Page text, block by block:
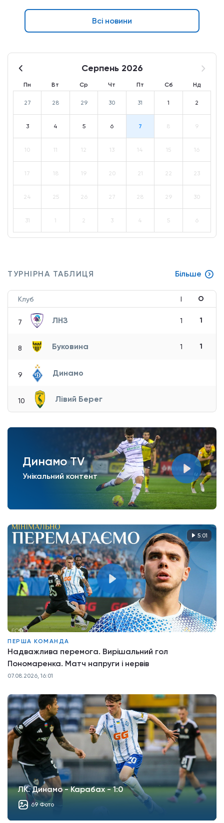
Всі новини
Серпень 2026
Пн Вт Ср Чт Пт Сб Нд
27 28 29 30 31 1 2
3 4 5 6 7 8 9
10 11 12 13 14 15 16
17 18 19 20 21 22 23
24 25 26 27 28 29 30
31 1 2 3 4 5 6
ТУРНІРНА ТАБЛИЦЯ Більше
Клуб І О
7 ЛНЗ 1 1
8 Буковина 1 1
9 Динамо
10 Лівий Берег
Динамо TV
Унікальний контент
5:01
ПЕРША КОМАНДА
Надважлива перемога. Вирішальний гол
Пономаренка. Матч напруги і нервів
07.08.2026, 16:01
ЛК. Динамо - Карабах - 1:0
69 Фото